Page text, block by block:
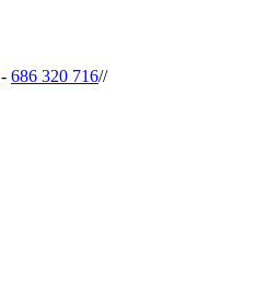
- 686 320 716//